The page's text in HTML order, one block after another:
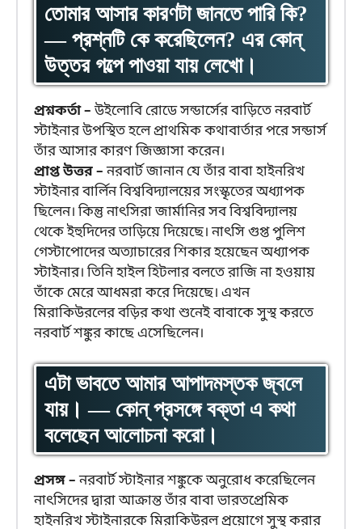
তোমার আসার কারণটা জানতে পারি কি?
— প্রশ্নটি কে করেছিলেন? এর কোন্
উত্তর গল্পে পাওয়া যায় লেখো।
প্রশ্নকর্তা –উইলোবি রোডে সন্ডার্সের বাড়িতে নরবার্ট
স্টাইনার উপস্থিত হলে প্রাথমিক কথাবার্তার পরে সন্ডার্স
তাঁর আসার কারণ জিজ্ঞাসা করেন।
প্রাপ্ত উত্তর –নরবার্ট জানান যে তাঁর বাবা হাইনরিখ
স্টাইনার বার্লিন বিশ্ববিদ্যালয়ের সংস্কৃতের অধ্যাপক
ছিলেন। কিন্তু নাৎসিরা জার্মানির সব বিশ্ববিদ্যালয়
থেকে ইহুদিদের তাড়িয়ে দিয়েছে। নাৎসি গুপ্ত পুলিশ
গেস্টাপোদের অত্যাচারের শিকার হয়েছেন অধ্যাপক
স্টাইনার। তিনি হাইল হিটলার বলতে রাজি না হওয়ায়
তাঁকে মেরে আধমরা করে দিয়েছে। এখন
মিরাকিউরলের বড়ির কথা শুনেই বাবাকে সুস্থ করতে
নরবার্ট শঙ্কুর কাছে এসেছিলেন।
এটা ভাবতে আমার আপাদমস্তক জ্বলে
যায়। — কোন্ প্রসঙ্গে বক্তা এ কথা
বলেছেন আলোচনা করো।
প্রসঙ্গ –নরবার্ট স্টাইনার শঙ্কুকে অনুরোধ করেছিলেন
নাৎসিদের দ্বারা আক্রান্ত তাঁর বাবা ভারতপ্রেমিক
হাইনরিখ স্টাইনারকে মিরাকিউরল প্রয়োগে সুস্থ করার